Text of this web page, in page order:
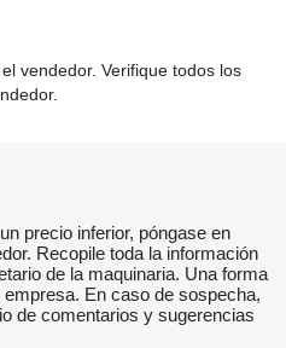
vendedor. Verifique todos los
precio inferior, póngase en
Recopile toda la información
de la maquinaria. Una forma
En caso de sospecha,
de comentarios y sugerencias